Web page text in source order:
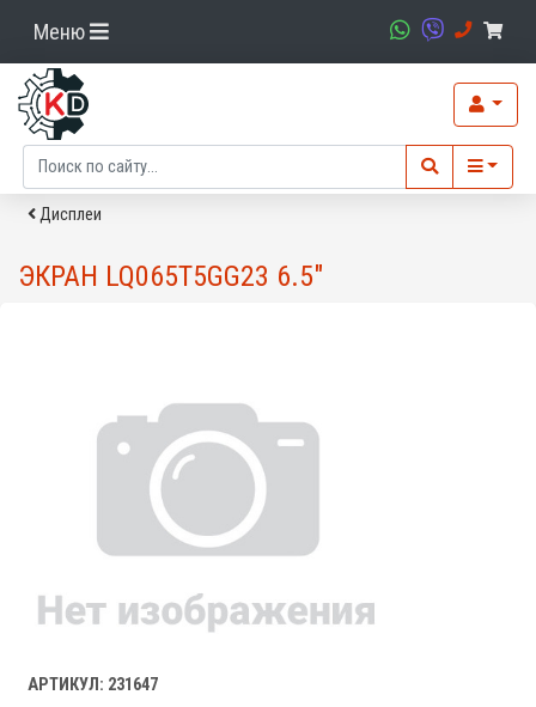
Меню
Дисплеи
ЭКРАН LQ065T5GG23 6.5"
АРТИКУЛ: 231647